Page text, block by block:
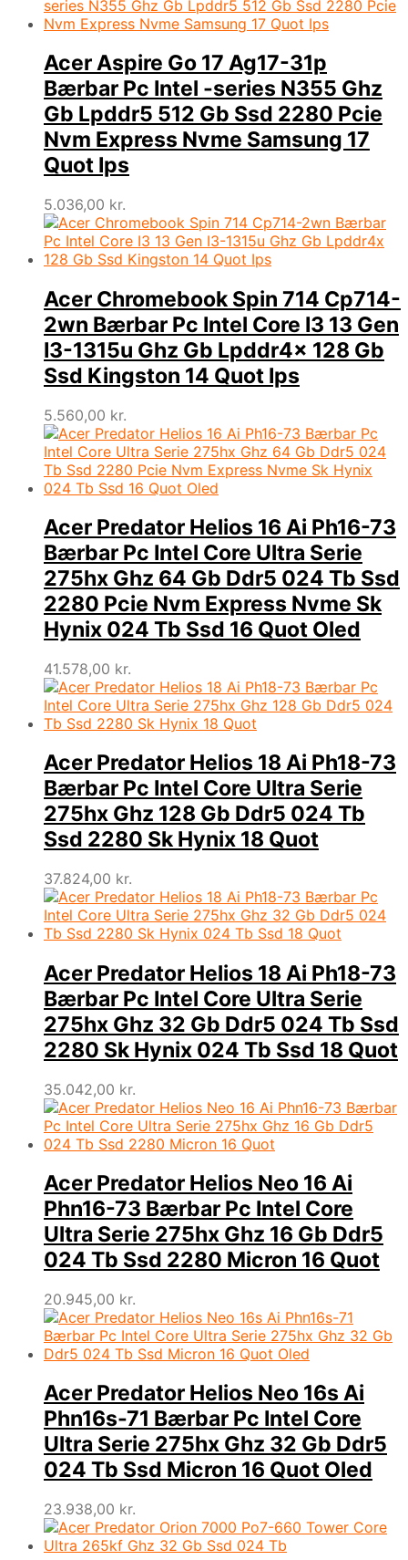
Acer Aspire Go 17 Ag17-31p
Bærbar Pc Intel -series N355 Ghz
Gb Lpddr5 512 Gb Ssd 2280 Pcie
Nvm Express Nvme Samsung 17
Quot Ips
5.036,00 kr.
Acer Chromebook Spin 714 Cp714-
2wn Bærbar Pc Intel Core I3 13 Gen
I3-1315u Ghz Gb Lpddr4x 128 Gb
Ssd Kingston 14 Quot Ips
5.560,00 kr.
Acer Predator Helios 16 Ai Ph16-73
Bærbar Pc Intel Core Ultra Serie
275hx Ghz 64 Gb Ddr5 024 Tb Ssd
2280 Pcie Nvm Express Nvme Sk
Hynix 024 Tb Ssd 16 Quot Oled
41.578,00 kr.
Acer Predator Helios 18 Ai Ph18-73
Bærbar Pc Intel Core Ultra Serie
275hx Ghz 128 Gb Ddr5 024 Tb
Ssd 2280 Sk Hynix 18 Quot
37.824,00 kr.
Acer Predator Helios 18 Ai Ph18-73
Bærbar Pc Intel Core Ultra Serie
275hx Ghz 32 Gb Ddr5 024 Tb Ssd
2280 Sk Hynix 024 Tb Ssd 18 Quot
35.042,00 kr.
Acer Predator Helios Neo 16 Ai
Phn16-73 Bærbar Pc Intel Core
Ultra Serie 275hx Ghz 16 Gb Ddr5
024 Tb Ssd 2280 Micron 16 Quot
20.945,00 kr.
Acer Predator Helios Neo 16s Ai
Phn16s-71 Bærbar Pc Intel Core
Ultra Serie 275hx Ghz 32 Gb Ddr5
024 Tb Ssd Micron 16 Quot Oled
23.938,00 kr.